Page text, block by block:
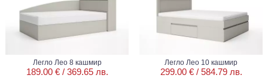
Легло Лео 8 кашмир
189.00 € / 369.65 лв.
Легло Лео 10 кашмир
299.00 € / 584.79 лв.